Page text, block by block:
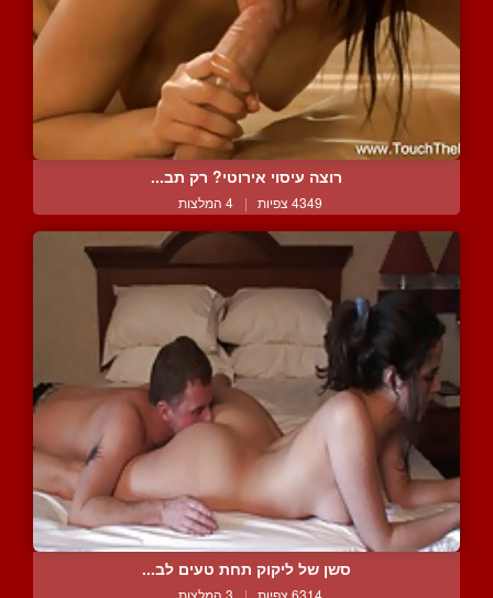
רוצה עיסוי אירוטי? רק תב...
4349 צפיות | 4 המלצות
סשן של ליקוק תחת טעים לב...